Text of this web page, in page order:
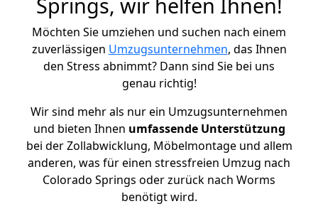
Möchten Sie umziehen und suchen nach einem
zuverlässigen Umzugsunternehmen, das Ihnen
den Stress abnimmt? Dann sind Sie bei uns
genau richtig!
Wir sind mehr als nur ein Umzugsunternehmen
und bieten Ihnen umfassende Unterstützung
bei der Zollabwicklung, Möbelmontage und allem
anderen, was für einen stressfreien Umzug nach
Colorado Springs oder zurück nach Worms
benötigt wird.